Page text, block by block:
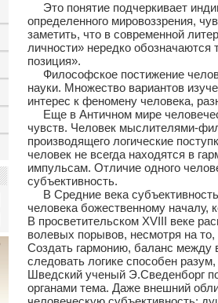
Это понятие подчеркивает
определенного мировоззрения,
заметить, что в современной
личности» нередко обозначаются
позиция».
Философское постижение
науки. Множество вариантов
интерес к феномену человека,
Еще в Античном мире
чувств. Человек мыслителями-
производящего логические
человек не всегда находятся в
импульсам. Отличие одного
субъективность.
В Средние века
человека божественному началу,
В просветительском ХVIII веке
волевых порывов, несмотря на то,
Создать гармонию, баланс между
следовать логике способен
Шведский ученый Э.Сведенборг
органами тема. Даже внешний